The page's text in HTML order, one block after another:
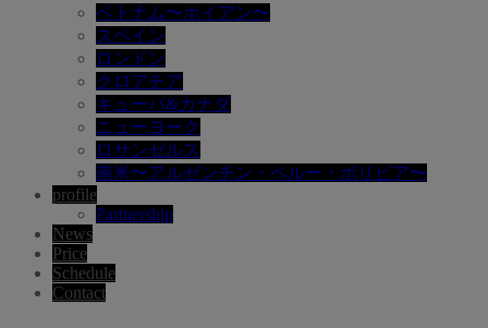
ベトナム〜ホイアン〜
スペイン
ロンドン
クロアチア
キューバ&カナダ
ニューヨーク
ロサンゼルス
南米〜アルゼンチン・ペルー・ボリビア〜
profile
Partnership
News
Price
Schedule
Contact